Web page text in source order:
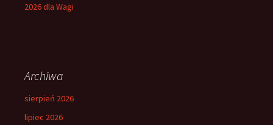
2026 dla Wagi
Archiwa
sierpień 2026
lipiec 2026